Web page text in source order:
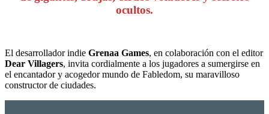
ocultos.
El desarrollador indie Grenaa Games, en colaboración con el editor
Dear Villagers, invita cordialmente a los jugadores a sumergirse en
el encantador y acogedor mundo de Fabledom, su maravilloso
constructor de ciudades.